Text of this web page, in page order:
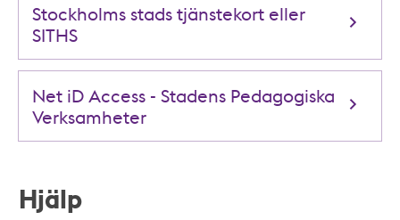
Stockholms stads tjänstekort eller
SITHS
Net iD Access - Stadens Pedagogiska
Verksamheter
Hjälp